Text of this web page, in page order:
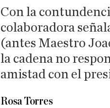
Con la
colaboradora
(antes Maestro
la cadena no
amistad con el
Rosa Torres